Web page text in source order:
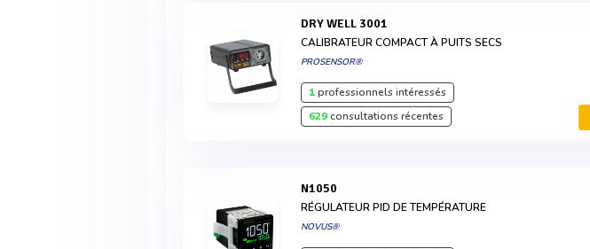
DRY WELL 3001
CALIBRATEUR COMPACT À PUITS SECS
PROSENSOR®
1professionnels intéressés
629consultations récentes
N1050
RÉGULATEUR PID DE TEMPÉRATURE
NOVUS®